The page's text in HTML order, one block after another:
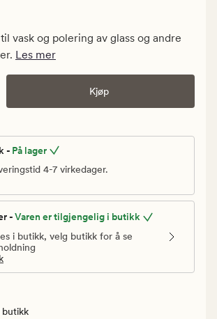
vask og polering av glass og andre
Les mer
Kjøp
- På lager
4-7 virkedager.
-Varen er tilgjengelig i butikk
i butikk, velg butikk for å se
butikk